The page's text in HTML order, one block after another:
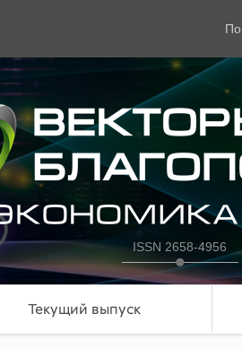
ISSN 2658-4956
Текущий выпуск